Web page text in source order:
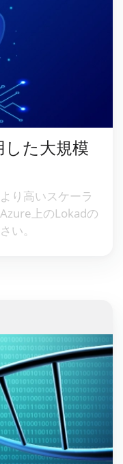
り高いスケーラ
上のLokadの
い。